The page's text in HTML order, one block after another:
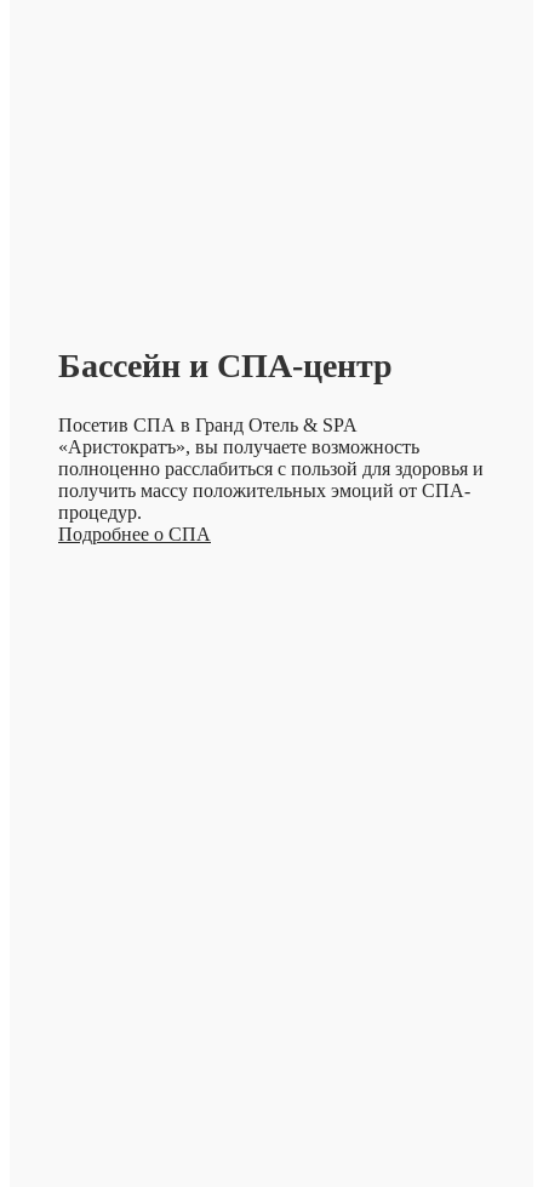
Бассейн и СПА-центр
Посетив СПА в Гранд Отель & SPA
«Аристократъ», вы получаете возможность
полноценно расслабиться с пользой для здоровья и
получить массу положительных эмоций от СПА-
процедур.
Подробнее о СПА